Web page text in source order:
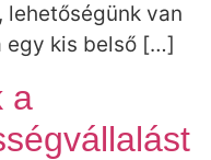
van
kis belső […]
a